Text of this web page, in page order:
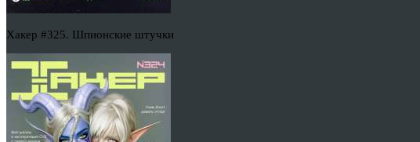
Хакер #325. Шпионские штучки